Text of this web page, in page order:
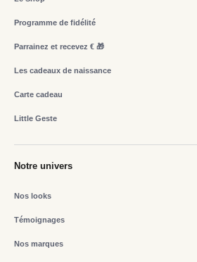
Programme de fidélité
Parrainez et recevez € 🎁
Les cadeaux de naissance
Carte cadeau
Little Geste
Notre univers
Nos looks
Témoignages
Nos marques